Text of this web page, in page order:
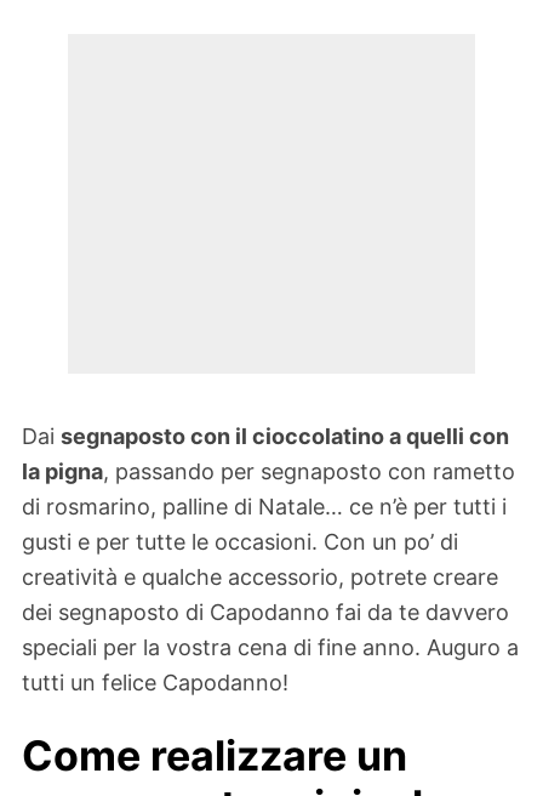
Dai segnaposto con il cioccolatino a quelli con
la pigna, passando per segnaposto con rametto
di rosmarino, palline di Natale… ce n’è per tutti i
gusti e per tutte le occasioni. Con un po’ di
creatività e qualche accessorio, potrete creare
dei segnaposto di Capodanno fai da te davvero
speciali per la vostra cena di fine anno. Auguro a
tutti un felice Capodanno!
Come realizzare un